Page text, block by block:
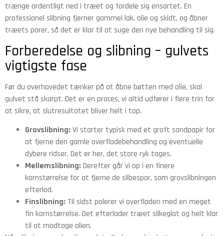
trænge ordentligt ned i træet og fordele sig ensartet. En
professionel slibning fjerner gammel lak, olie og skidt, og åbner
træets porer, så det er klar til at suge den nye behandling til sig.
Forberedelse og slibning – gulvets
vigtigste fase
Før du overhovedet tænker på at åbne bøtten med olie, skal
gulvet stå skarpt. Det er en proces, vi altid udfører i flere trin for
at sikre, at slutresultatet bliver helt i top.
Grovslibning: Vi starter typisk med et groft sandpapir for
at fjerne den gamle overfladebehandling og eventuelle
dybere ridser. Det er her, det store ryk tages.
Mellemslibning: Derefter går vi op i en finere
kornstørrelse for at fjerne de slibespor, som grovslibningen
efterlod.
Finslibning: Til sidst polerer vi overfladen med en meget
fin kornstørrelse. Det efterlader træet silkeglat og helt klar
til at modtage olien.